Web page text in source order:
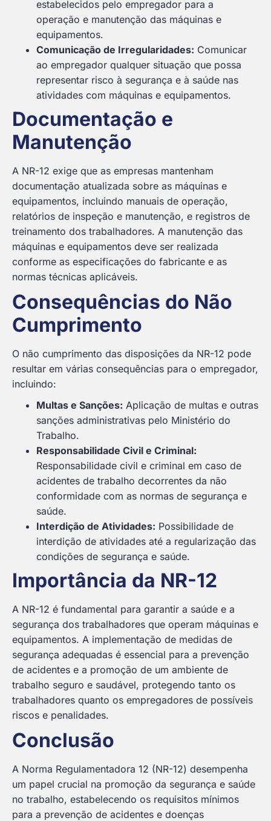
estabelecidos pelo empregador para a
operação e manutenção das máquinas e
equipamentos.
Comunicação de Irregularidades: Comunicar
ao empregador qualquer situação que possa
representar risco à segurança e à saúde nas
atividades com máquinas e equipamentos.
Documentação e
Manutenção
A NR-12 exige que as empresas mantenham
documentação atualizada sobre as máquinas e
equipamentos, incluindo manuais de operação,
relatórios de inspeção e manutenção, e registros de
treinamento dos trabalhadores. A manutenção das
máquinas e equipamentos deve ser realizada
conforme as especificações do fabricante e as
normas técnicas aplicáveis.
Consequências do Não
Cumprimento
O não cumprimento das disposições da NR-12 pode
resultar em várias consequências para o empregador,
incluindo:
Multas e Sanções: Aplicação de multas e outras
sanções administrativas pelo Ministério do
Trabalho.
Responsabilidade Civil e Criminal:
Responsabilidade civil e criminal em caso de
acidentes de trabalho decorrentes da não
conformidade com as normas de segurança e
saúde.
Interdição de Atividades: Possibilidade de
interdição de atividades até a regularização das
condições de segurança e saúde.
Importância da NR-12
A NR-12 é fundamental para garantir a saúde e a
segurança dos trabalhadores que operam máquinas e
equipamentos. A implementação de medidas de
segurança adequadas é essencial para a prevenção
de acidentes e a promoção de um ambiente de
trabalho seguro e saudável, protegendo tanto os
trabalhadores quanto os empregadores de possíveis
riscos e penalidades.
Conclusão
A Norma Regulamentadora 12 (NR-12) desempenha
um papel crucial na promoção da segurança e saúde
no trabalho, estabelecendo os requisitos mínimos
para a prevenção de acidentes e doenças